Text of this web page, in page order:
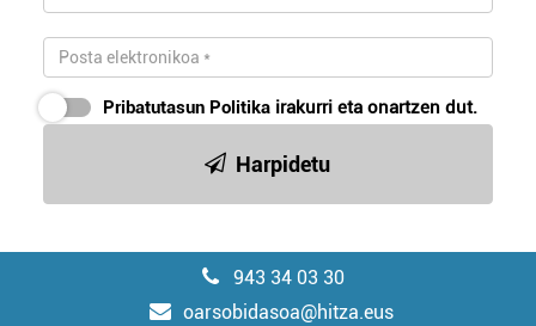
Pribatutasun Politika irakurri eta onartzen dut.
Harpidetu
943 34 03 30
oarsobidasoa@hitza.eus